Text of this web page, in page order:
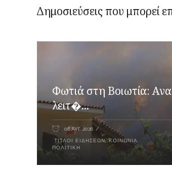
Δημοσιεύσεις που μπορεί
Φωτιά στη Βοιωτία:
λειτ�...
08 ΑΥΓ 2026
ΤΊΤΛΟΙ ΕΙΔΉΣΕΩΝ,ΚΟΙΝΩΝΊΑ
ΠΟΛΙΤΙΚΉ